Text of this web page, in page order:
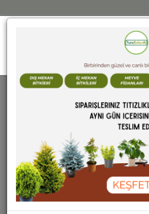
SAKSILAR ÇEŞİTLERİ